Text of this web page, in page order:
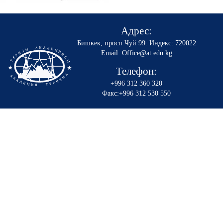
Адрес:
Бишкек, просп Чуй 99. Индекс: 720022
Email: Office@at.edu.kg
Телефон:
+996 312 360 320
Факс:+996 312 530 550